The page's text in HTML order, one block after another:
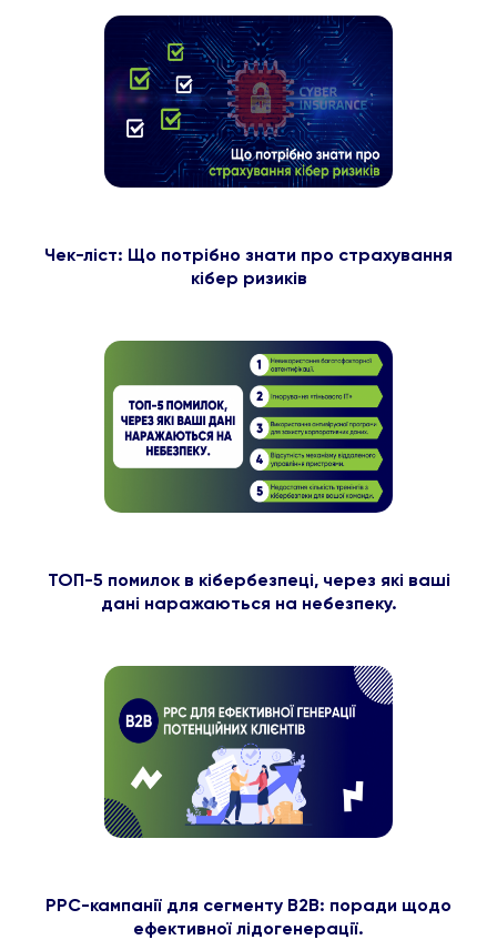
Чек-ліст: Що потрібно знати про страхування
кібер ризиків
ТОП-5 помилок в кібербезпеці, через які ваші
дані наражаються на небезпеку.
PPC-кампанії для сегменту B2B: поради щодо
ефективної лідогенерації.